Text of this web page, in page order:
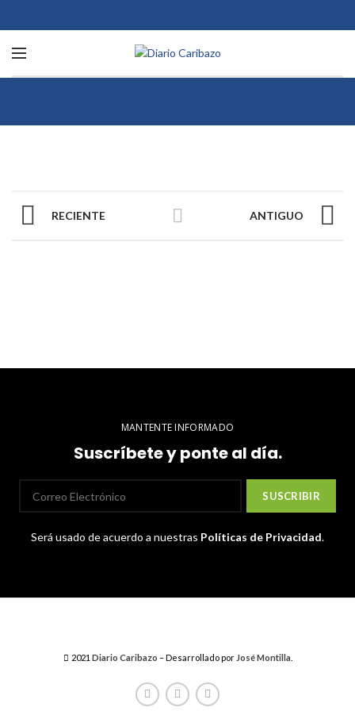
RECIENTE ANTIGUO
MANTENTE INFORMADO
Suscríbete y ponte al día.
Será usado de acuerdo a nuestras Políticas de Privacidad.
2021 Diario Caribazo – Desarrollado por José Montilla